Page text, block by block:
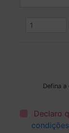
Defina
Declaro
condições